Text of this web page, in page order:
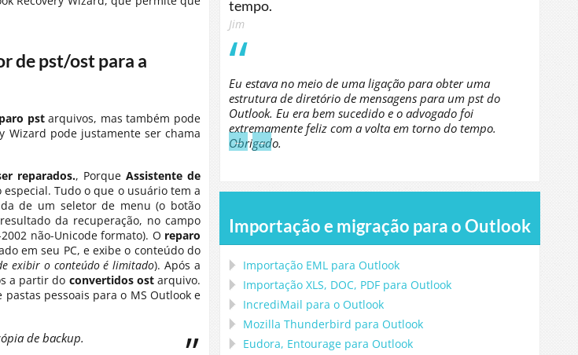
de pst/ost para a
pstarquivos, mas também pode
Wizard pode justamente ser chama
reparados., Porque Assistente de
Tudo o que o usuário tem a
de um seletor de menu (o botão
da recuperação, no campo
não-Unicode formato). O reparo
em seu PC, e exibe o conteúdo do
exibir o conteúdo é limitado). Após a
a partir do convertidos ostarquivo.
pessoais para o MS Outlook e
de backup.
tempo.
Jim
Eu estava no meio de uma ligação para obter uma
estrutura de diretório de mensagens para um pst do
Outlook. Eu era bem sucedido e o advogado foi
extremamente feliz com a volta em torno do tempo.
Obrigado.
← →
Importação e migração para o Outlook
Importação EML para Outlook
Importação XLS, DOC, PDF para Outlook
IncrediMail para o Outlook
Mozilla Thunderbird para Outlook
Eudora, Entourage para Outlook